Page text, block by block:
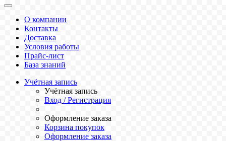
О компании
Контакты
Доставка
Условия работы
Прайс-лист
База знаний
Учётная запись
Учётная запись
Вход / Регистрация
Оформление заказа
Корзина покупок
Оформление заказа